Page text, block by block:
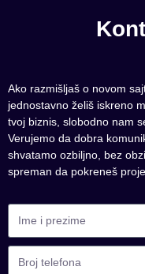
Ako razmišljaš o novom
jednostavno želiš iskreno
tvoj biznis, slobodno nam
Verujemo da dobra
shvatamo ozbiljno, bez
spreman da pokreneš